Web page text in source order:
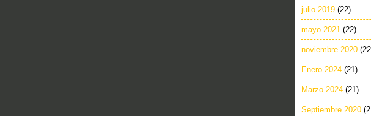
julio 2019 (22)
mayo 2021 (22)
noviembre 2020
Enero 2024 (21)
Marzo 2024 (21)
Septiembre 2020